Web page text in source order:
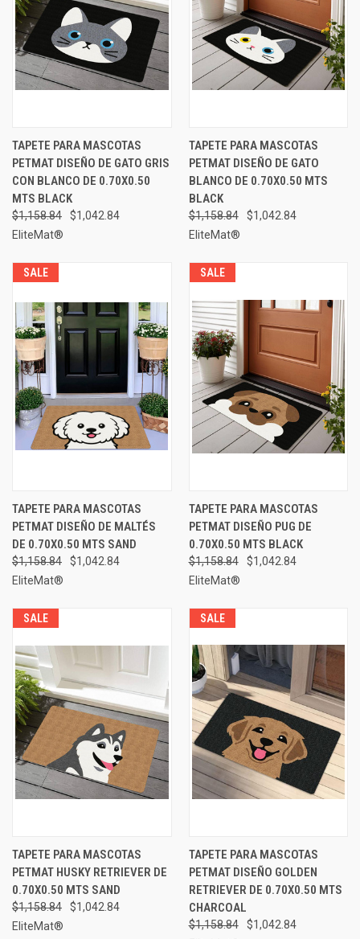
TAPETE PARA MASCOTAS
PETMAT DISEÑO DE GATO GRIS
CON BLANCO DE 0.70X0.50
MTS BLACK
$1,158.84
$1,042.84
EliteMat®
TAPETE PARA MASCOTAS
PETMAT DISEÑO DE GATO
BLANCO DE 0.70X0.50 MTS
BLACK
$1,158.84
$1,042.84
EliteMat®
SALE
TAPETE PARA MASCOTAS
PETMAT DISEÑO DE MALTÉS
DE 0.70X0.50 MTS SAND
$1,158.84
$1,042.84
EliteMat®
SALE
TAPETE PARA MASCOTAS
PETMAT DISEÑO PUG DE
0.70X0.50 MTS BLACK
$1,158.84
$1,042.84
EliteMat®
SALE
TAPETE PARA MASCOTAS
PETMAT HUSKY RETRIEVER DE
0.70X0.50 MTS SAND
$1,158.84
$1,042.84
EliteMat®
SALE
TAPETE PARA MASCOTAS
PETMAT DISEÑO GOLDEN
RETRIEVER DE 0.70X0.50 MTS
CHARCOAL
$1,158.84
$1,042.84